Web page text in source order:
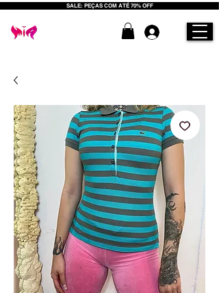
SALE: PEÇAS COM ATÉ 70% OFF